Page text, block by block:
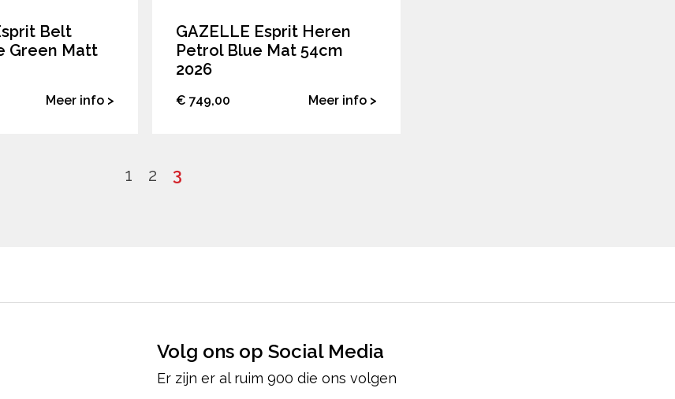
Belt
Green Matt
Meer info >
GAZELLE Esprit Heren
Petrol Blue Mat 54cm
2026
€ 749,00 Meer info >
1 2 3
Volg ons op Social Media
Er zijn er al ruim 900 die ons volgen